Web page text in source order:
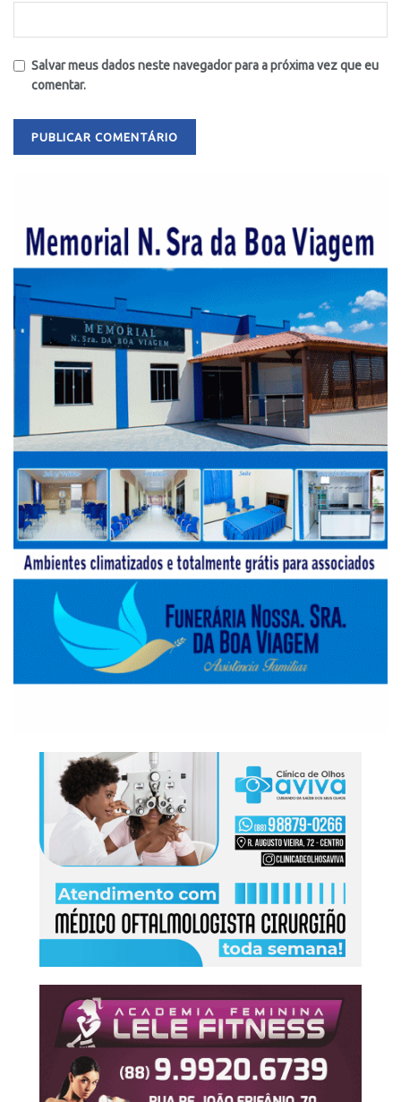
Salvar meus dados neste navegador para a próxima vez que eu
comentar.